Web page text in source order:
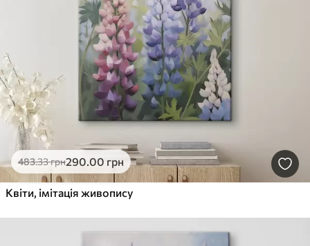
483.33грн290.00 грн
Квіти, імітація живопису